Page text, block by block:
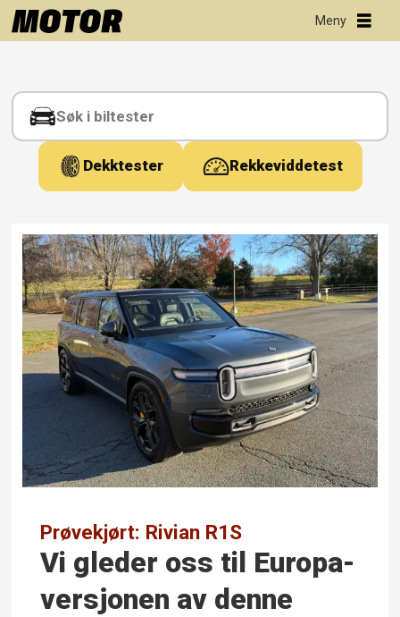
Tag:
setekomfort
Dekktester Rekkeviddetest
Prøvekjørt: Rivian R1S
Vi gleder oss til Europa-
versjonen av denne